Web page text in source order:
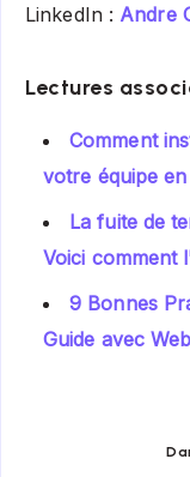
LinkedIn : Andre
Lectures
Comment
votre équipe
La fuite de
Voici comment
9 Bonnes
Guide avec